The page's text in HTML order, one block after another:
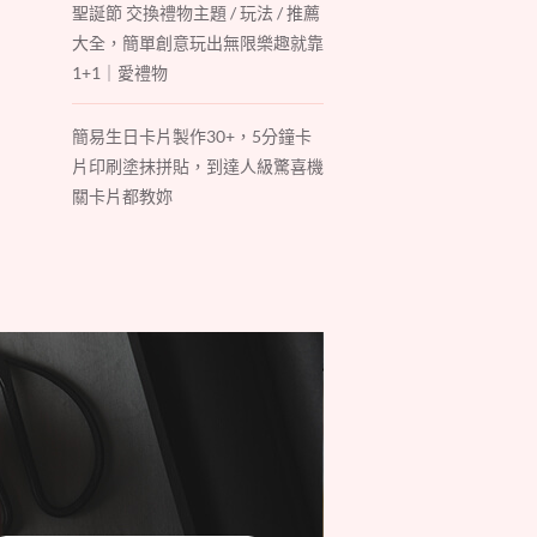
聖誕節 交換禮物主題 / 玩法 / 推薦
大全，簡單創意玩出無限樂趣就靠
1+1｜愛禮物
簡易生日卡片製作30+，5分鐘卡
片印刷塗抹拼貼，到達人級驚喜機
關卡片都教妳